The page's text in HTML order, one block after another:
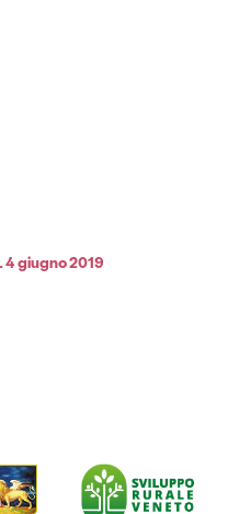
4 giugno 2019